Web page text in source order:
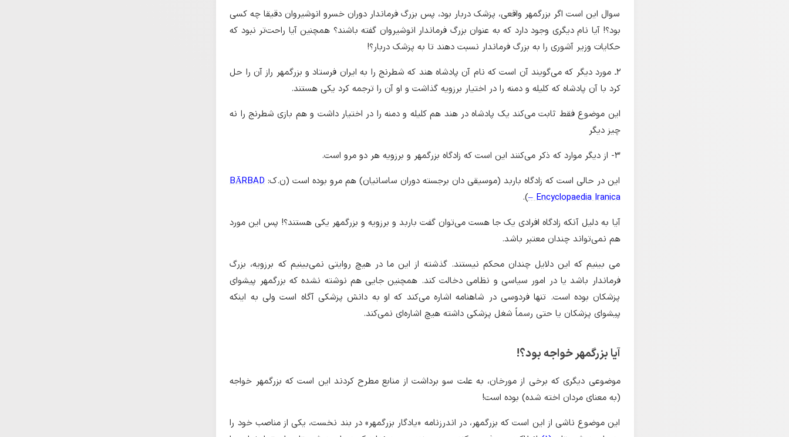
سوال این است اگر بزرگمهر واقعی، پزشک دربار بود، پس بزرگ فرماندار دوران خسرو انوشیروان دقیقا چه کسی
بود؟! آیا نام دیگری وجود دارد که به عنوان بزرگ فرماندار انوشیروان گفته باشند؟ همچنین آیا راحت‌تر نبود که
حکایات وزیر آشوری را به بزرگ فرماندار نسبت دهند تا به پزشک دربار؟!
۲ـ مورد دیگر که می‌گویند آن است که نام آن پادشاه هند که شطرنج را به ایران فرستاد و بزرگمهر راز آن را حل
کرد با آن پادشاه که کلیله و دمنه را در اختیار برزویه گذاشت و او آن را ترجمه کرد یکی هستند.
این موضوع فقط ثابت می‌کند یک پادشاه در هند هم کلیله و دمنه را در اختیار داشت و هم بازی شطرنج را نه
چیز دیگر
۳- از دیگر موارد که ذکر می‌کنند این است که زادگاه بزرگمهر و برزویه هر دو مرو است.
این در حالی است که زادگاه باربد (موسیقی دان برجسته دوران ساسانیان) هم مرو بوده است (ن.ک: BĀRBAD
– Encyclopaedia Iranica
).
آیا به دلیل آنکه زادگاه افرادی یک جا هست می‌توان گفت باربد و برزویه و بزرگمهر یکی هستند؟! پس این مورد
هم نمی‌تواند چندان معتبر باشد.
می بینیم که این دلایل چندان محکم نیستند. گذشته از این ما در هیچ روایتی نمی‌بینیم که برزویه، بزرگ
فرماندار باشد یا در امور سیاسی و نظامی دخالت کند. همچنین جایی هم نوشته نشده که بزرگمهر پیشوای
پزشکان بوده است. تنها فردوسی در شاهنامه اشاره می‌کند که او به دانش پزشکی آگاه است ولی به اینکه
پیشوای پزشکان یا حتی رسماً شغل پزشکی داشته هیچ اشاره‌ای نمی‌کند.
آیا بزرگمهر خواجه بود؟!
موضوعی دیگری که برخی از مورخان، به علت سو برداشت از منابع مطرح کردند این است که بزرگمهر خواجه
(به معنای مردان اخته شده) بوده است!
این موضوع ناشی از این است که بزرگمهر، در اندرزنامه «یادگار بزرگمهر» در بند نخست، یکی از مناصب خود را